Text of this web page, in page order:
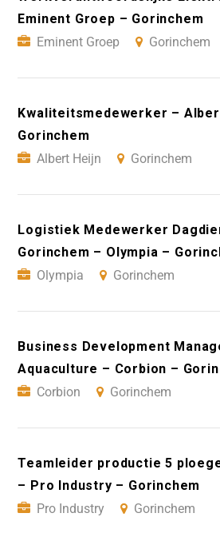
Eminent Groep – Gorinchem
Eminent Groep
Gorinchem
Kwaliteitsmedewerker –
Gorinchem
Albert Heijn
Gorinchem
Logistiek Medewerker
Gorinchem – Olympia –
Olympia
Gorinchem
Business Development
Aquaculture – Corbion –
Corbion
Gorinchem
Teamleider productie 5
– Pro Industry – Gorinchem
Pro Industry
Gorinchem